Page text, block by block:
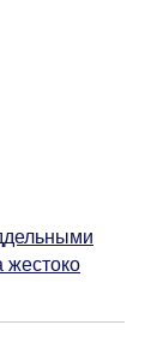
жестоко